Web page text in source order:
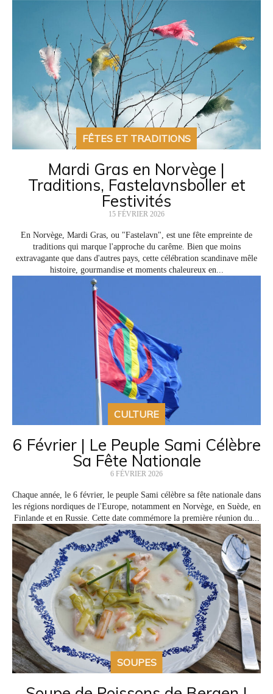
FÊTES ET TRADITIONS
Mardi Gras en Norvège |
Traditions, Fastelavnsboller et
Festivités
15 FÉVRIER 2026
En Norvège, Mardi Gras, ou "Fastelavn", est une fête empreinte de
traditions qui marque l'approche du carême. Bien que moins
extravagante que dans d'autres pays, cette célébration scandinave mêle
histoire, gourmandise et moments chaleureux en...
CULTURE
6 Février | Le Peuple Sami Célèbre
Sa Fête Nationale
6 FÉVRIER 2026
Chaque année, le 6 février, le peuple Sami célèbre sa fête nationale dans
les régions nordiques de l'Europe, notamment en Norvège, en Suède, en
Finlande et en Russie. Cette date commémore la première réunion du...
SOUPES